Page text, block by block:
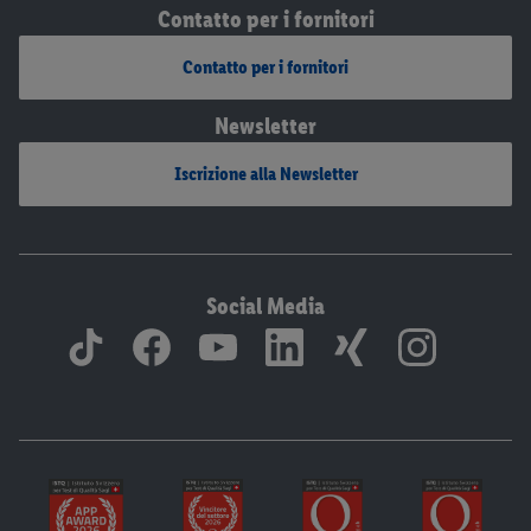
Contatto per i fornitori
Contatto per i fornitori
Newsletter
Iscrizione alla Newsletter
Social Media